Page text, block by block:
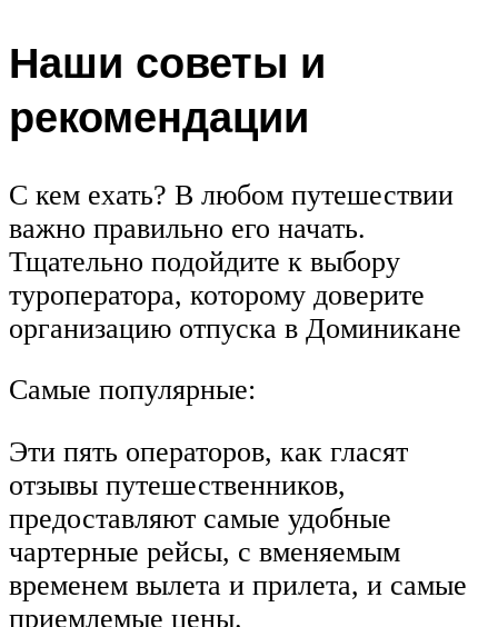
Наши советы и
рекомендации
С кем ехать? В любом путешествии
важно правильно его начать.
Тщательно подойдите к выбору
туроператора, которому доверите
организацию отпуска в Доминикане
Самые популярные:
Эти пять операторов, как гласят
отзывы путешественников,
предоставляют самые удобные
чартерные рейсы, с вменяемым
временем вылета и прилета, и самые
приемлемые цены.